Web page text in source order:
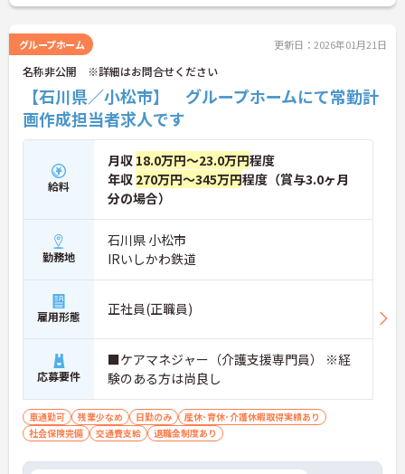
グループホーム 更新日：2026年01月21日
名称非公開 ※詳細はお問合せください
【石川県／小松市】 グループホームにて常勤計
画作成担当者求人です
給料
月収 18.0万円～23.0万円程度
年収 270万円～345万円程度（賞与3.0ヶ月
分の場合）
勤務地
石川県 小松市
IRいしかわ鉄道
雇用形態 正社員(正職員)
応募要件
■ケアマネジャー（介護支援専門員） ※経
験のある方は尚良し
車通勤可 残業少なめ 日勤のみ
産休･育休･介護休暇取得実績あり
社会保険完備
交通費支給 退職金制度あり